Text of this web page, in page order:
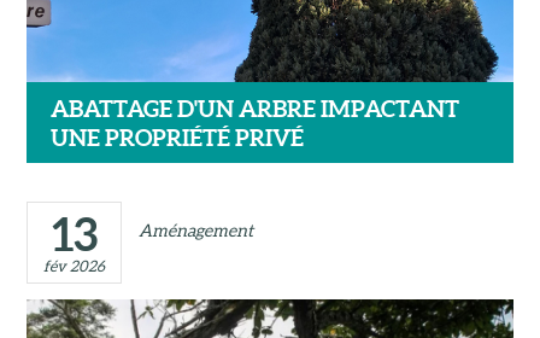
ABATTAGE D'UN ARBRE IMPACTANT
UNE PROPRIÉTÉ PRIVÉ
13
fév 2026
Aménagement